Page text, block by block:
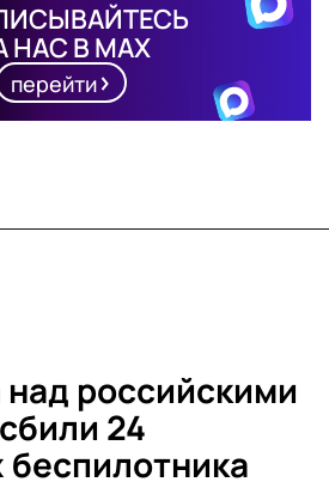
НАС В MAX
перейти
над российскими
24
беспилотника